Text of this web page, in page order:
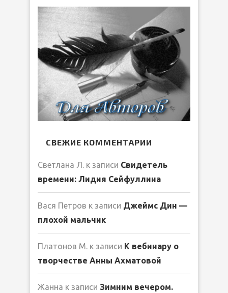
СВЕЖИЕ КОММЕНТАРИИ
Светлана Л. к записи Свидетель
времени: Лидия Сейфуллина
Вася Петров к записи Джеймс Дин —
плохой мальчик
Платонов М. к записи К вебинару о
творчестве Анны Ахматовой
Жанна к записи Зимним вечером.